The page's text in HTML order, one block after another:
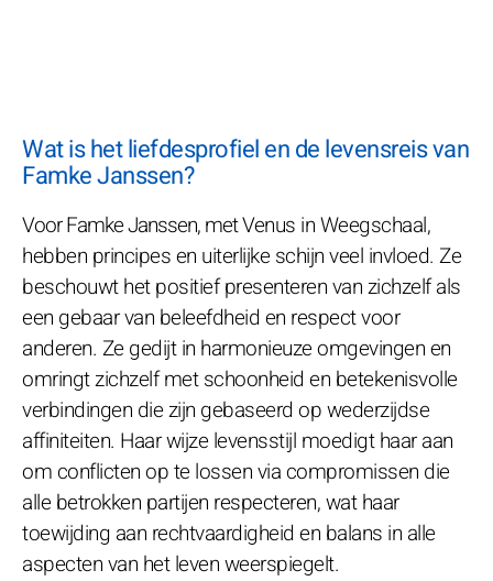
Wat is het liefdesprofiel en de levensreis van
Famke Janssen?
Voor Famke Janssen, met Venus in Weegschaal,
hebben principes en uiterlijke schijn veel invloed. Ze
beschouwt het positief presenteren van zichzelf als
een gebaar van beleefdheid en respect voor
anderen. Ze gedijt in harmonieuze omgevingen en
omringt zichzelf met schoonheid en betekenisvolle
verbindingen die zijn gebaseerd op wederzijdse
affiniteiten. Haar wijze levensstijl moedigt haar aan
om conflicten op te lossen via compromissen die
alle betrokken partijen respecteren, wat haar
toewijding aan rechtvaardigheid en balans in alle
aspecten van het leven weerspiegelt.